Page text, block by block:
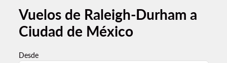
Vuelos de Raleigh-Durham a
Ciudad de México
Desde